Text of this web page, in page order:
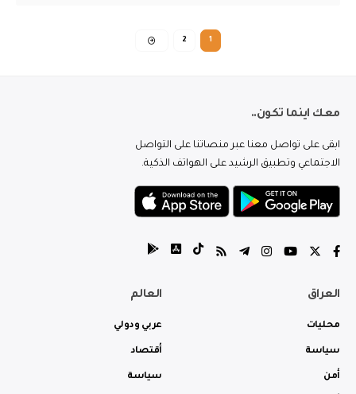
1
2
معك اينما تكون..
ابقى على تواصل معنا عبر منصاتنا على التواصل
الاجتماعي وتطبيق الرشيد على الهواتف الذكية.
العراق
محليات
سياسة
أمن
العالم
عربي ودولي
أقتصاد
سياسة